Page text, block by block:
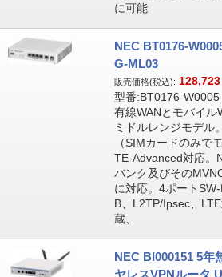
に可能
NEC BT0176-
G-ML03
販売価格(税込): 128,723
型番:BT0176-W0005
有線WANとモバイル
ミドルレンジモデル
（SIMカードのみで
TE-Advanced対応。
バンク及びその
に対応。4ポート
B、L2TP/Ipsec、
蔵、
NEC BI000151 5年
ヤレスVPNルータ